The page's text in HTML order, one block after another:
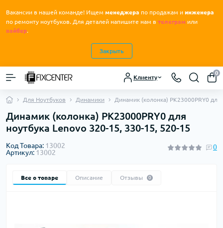
Вакансии в нашей команде! Ищем менеджера по продажам и инженера
по ремонту ноутбуков. Для деталей напишите нам в телеграм или
вайбер.
Закрыть
Клиенту
0
Для Ноутбуков Динамики Динамик (колонка) PK23000PRY0
Динамик (колонка) PK23000PRY0 для
ноутбука Lenovo 320-15, 330-15, 520-15
Код Товара: 13002
Артикул: 13002
0
Все о товаре Описание Отзывы 0